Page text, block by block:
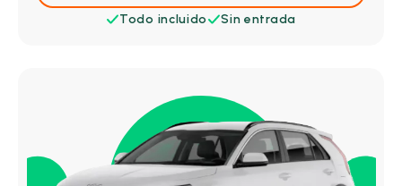
Todo incluido
Sin entrada